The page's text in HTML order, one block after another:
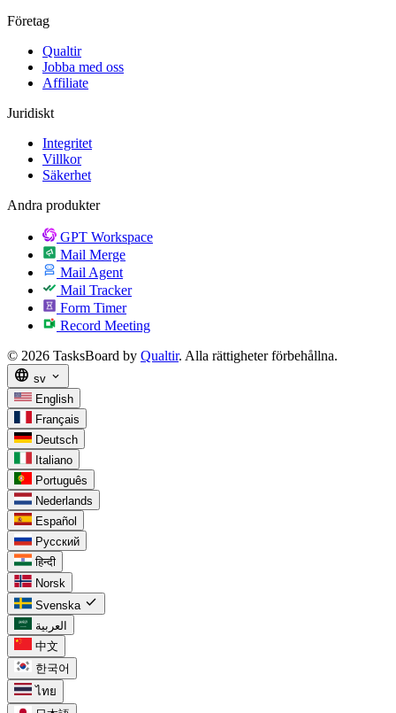
Företag
Qualtir
Jobba med oss
Affiliate
Juridiskt
Integritet
Villkor
Säkerhet
Andra produkter
GPT Workspace
Mail Merge
Mail Agent
Mail Tracker
Form Timer
Record Meeting
© 2026 TasksBoard by Qualtir. Alla rättigheter förbehållna.
language sv expand_more
English
Français
Deutsch
Italiano
Português
Nederlands
Español
Русский
हिन्दी
Norsk
Svenska check
العربية
中文
한국어
ไทย